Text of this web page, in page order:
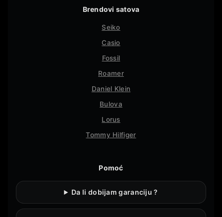
Brendovi satova
Seiko
Casio
Fossil
Roamer
Daniel Klein
Bulova
Lorus
Tommy Hilfiger
Pomoć
Da li dobijam garanciju ?